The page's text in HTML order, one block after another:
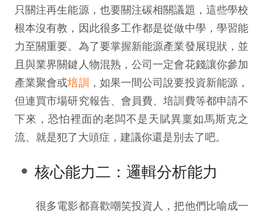
只關注再生能源，也要關注碳相關議題，這些學校
根本沒有教，因此很多工作都是從做中學，學習能
力至關重要。為了要掌握新能源產業發展現狀，並
且與業界關鍵人物混熟，公司一定會花錢讓你參加
產業聚會或培訓 ，如果一間公司說要投資新能源，
但連買市場研究報告、會員費、培訓費等都申請不
下來，恐怕裡面的老闆不是天賦異稟如馬斯克之
流、就是犯了大頭症，建議你還是別去了吧。
核心能力二：邏輯分析能力
很多電影都喜歡嘲笑投資人，把他們比喻成一